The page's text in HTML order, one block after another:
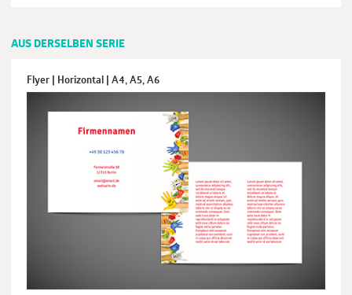
AUS DERSELBEN SERIE
Flyer | Horizontal | A4, A5, A6